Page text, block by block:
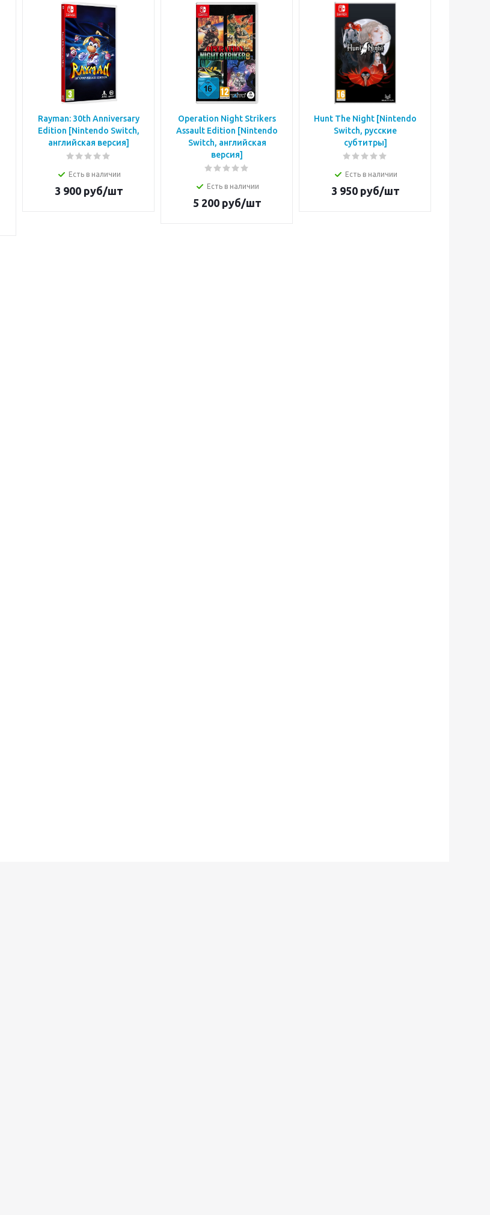
Rayman: 30th Anniversary
Edition [Nintendo Switch,
английская версия]
Есть в наличии
3 900руб/шт
Operation Night Strikers
Assault Edition [Nintendo
Switch, английская
версия]
Есть в наличии
5 200руб/шт
Hunt The Night [Nintendo
Switch, русские
субтитры]
Есть в наличии
3 950руб/шт